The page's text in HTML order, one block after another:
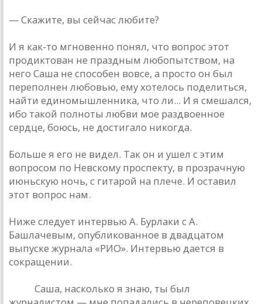
— Скажите, вы сейчас любите?
И я как-то мгновенно понял, что вопрос этот
продиктован не праздным любопытством, на
него Саша не способен вовсе, а просто он был
переполнен любовью, ему хотелось поделиться,
найти единомышленника, что ли... И я смешался,
ибо такой полноты любви мое раздвоенное
сердце, боюсь, не достигало никогда.
Больше я его не видел. Так он и ушел с этим
вопросом по Невскому проспекту, в прозрачную
июньскую ночь, с гитарой на плече. И оставил
этот вопрос нам.
Ниже следует интервью А. Бурлаки с А.
Башлачевым, опубликованное в двадцатом
выпуске журнала «РИО». Интервью дается в
сокращении.
Саша, насколько я знаю, ты был